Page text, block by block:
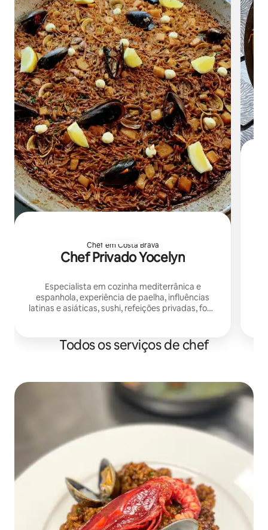
Chef em Costa Brava
Chef Privado Yocelyn
Especialista em cozinha mediterrânica e
espanhola, experiência de paelha, influências
latinas e asiáticas, sushi, refeições privadas, foco
Todos os serviços de chef